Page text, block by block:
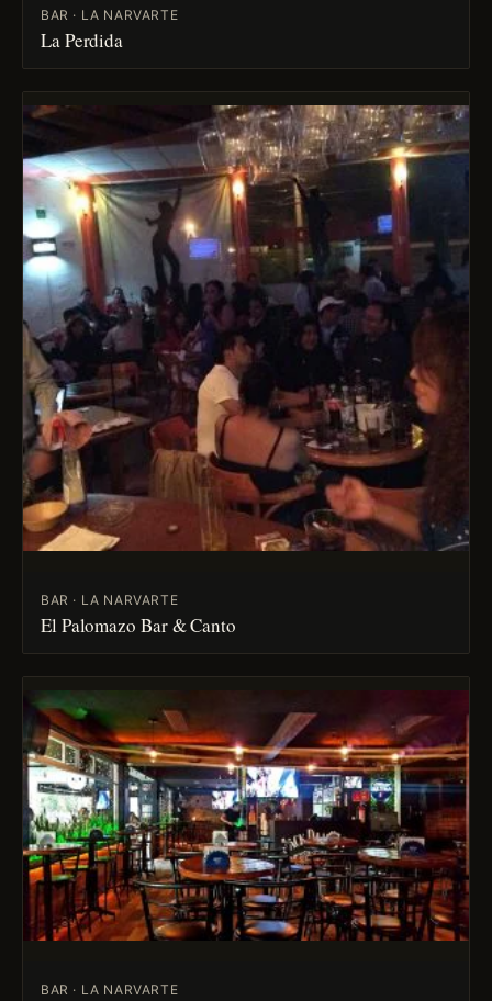
BAR · LA NARVARTE
La Perdida
BAR · LA NARVARTE
El Palomazo Bar & Canto
BAR · LA NARVARTE